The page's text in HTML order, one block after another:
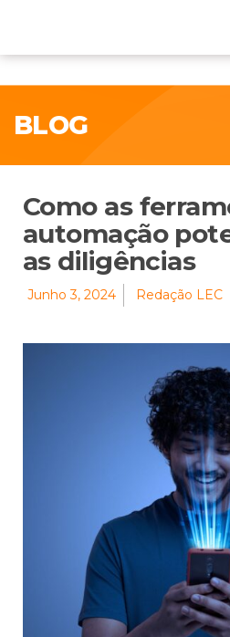
BLOG
Como as
automação
as diligências
Junho 3, 2024 Redação LEC